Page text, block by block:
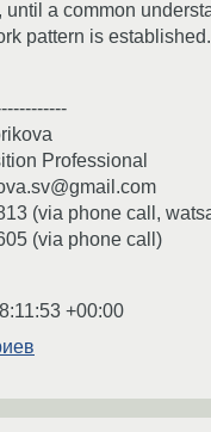
until a common
pattern is established.
Professional
(via phone call,
(via phone call)
+00:00